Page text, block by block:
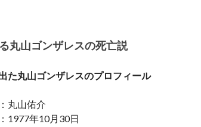
丸山ゴンザレスの死亡説
た丸山ゴンザレスのプロフィール
山佑介
1977年10月30日